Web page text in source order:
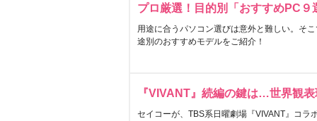
プロ厳選！目的別「おすすめPC９
用途に合うパソコン選びは意外と難しい。そ
途別のおすすめモデルをご紹介！
『VIVANT』続編の鍵は…世界観
セイコーが、TBS系日曜劇場『VIVANT』コラ